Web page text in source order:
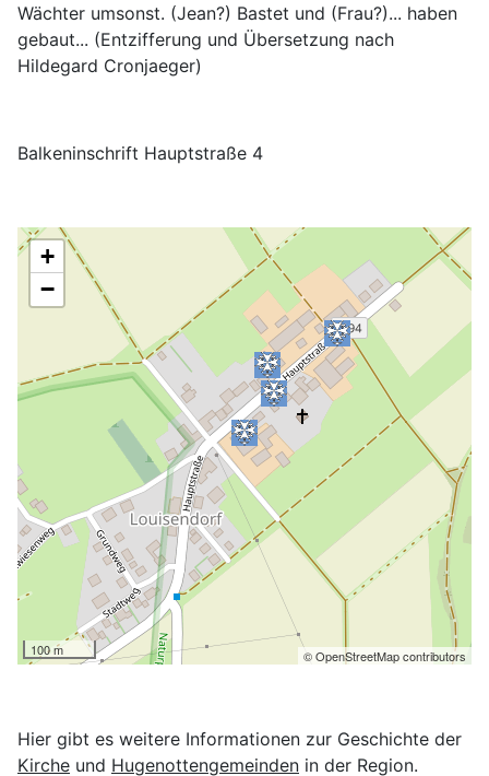
Wächter umsonst. (Jean?) Bastet und (Frau?)... haben
gebaut... (Entzifferung und Übersetzung nach
Hildegard Cronjaeger)
Balkeninschrift Hauptstraße 4
+
−
100 m © OpenStreetMap contributors
Hier gibt es weitere Informationen zur Geschichte der
Kirche und Hugenottengemeinden in der Region.